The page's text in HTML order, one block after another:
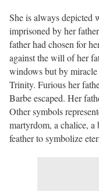
She is always depicted
imprisoned by her
father had chosen for
against the will of her
windows but by miracle
Trinity. Furious her
Barbe escaped. Her
Other symbols
martyrdom, a chalice, a
feather to symbolize